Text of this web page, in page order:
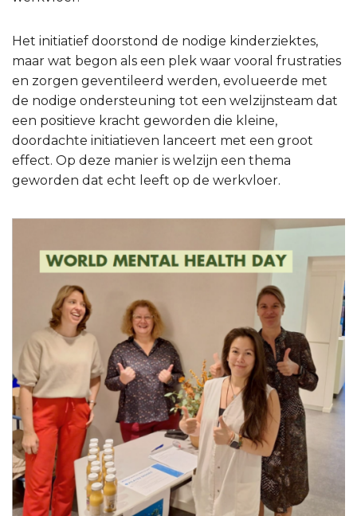
Het initiatief doorstond de nodige kinderziektes,
maar wat begon als een plek waar vooral frustraties
en zorgen geventileerd werden, evolueerde met
de nodige ondersteuning tot een welzijnsteam dat
een positieve kracht geworden die kleine,
doordachte initiatieven lanceert met een groot
effect. Op deze manier is welzijn een thema
geworden dat echt leeft op de werkvloer.